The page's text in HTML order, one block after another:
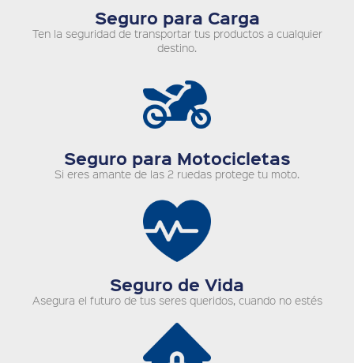
Seguro para Carga
Ten la seguridad de transportar tus productos a cualquier
destino.
Seguro para Motocicletas
Si eres amante de las 2 ruedas protege tu moto.
Seguro de Vida
Asegura el futuro de tus seres queridos, cuando no estés